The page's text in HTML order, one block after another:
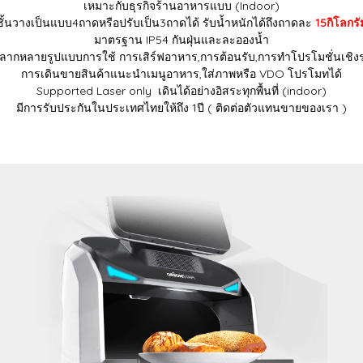
เหมาะกับธุรกิจร้านอาหารแบบ (Indoor)
นวางเป็นแบบ4ถาดหรือปรับเป็น3ถาดได้ รับน้ำหนักได้ถึงถาดละ 15กิโลกรั
มาตรฐาน IP54 กันฝุ่นและละอองน้ำ
ากหลายรูปแบบการใช้ การเสิร์ฟอาหาร,การต้อนรับ,การทำโปรโมชั่นเชิง
การเดินขายสินค้าแนะนำเมนูอาหาร,ใส่ภาพหรือ VDO โปรโมทได้
Supported Laser only เดินได้อย่างอิสระทุกพื้นที่ (indoor)
มีการรับประกันในประเทศไทยให้ถึง 1ปี ( ติดต่อตัวแทนขายของเรา )